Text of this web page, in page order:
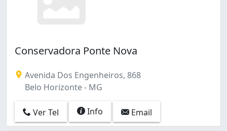
Conservadora Ponte Nova
Avenida Dos Engenheiros, 868
Belo Horizonte - MG
Ver Tel Info Email